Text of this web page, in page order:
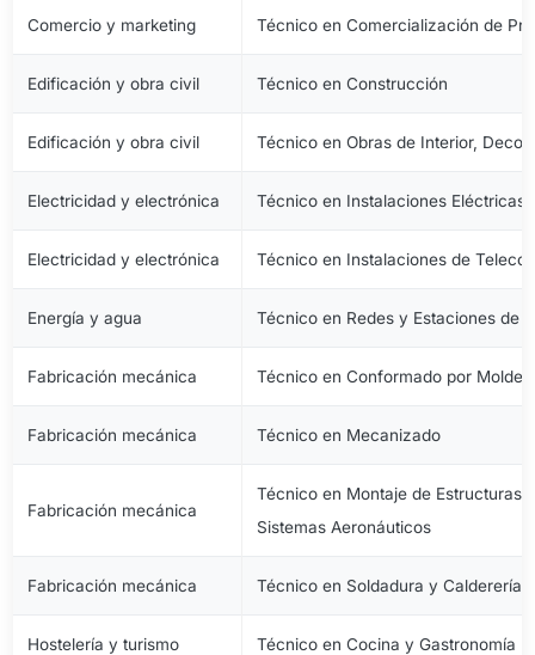
Comercio y marketing Técnico en Comercialización de
Edificación y obra civil Técnico en Construcción
Edificación y obra civil Técnico en Obras de Interior,
Electricidad y electrónica Técnico en Instalaciones Eléctricas
Electricidad y electrónica Técnico en Instalaciones de
Energía y agua Técnico en Redes y Estaciones de
Fabricación mecánica Técnico en Conformado por
Fabricación mecánica Técnico en Mecanizado
Fabricación mecánica
Técnico en Montaje de Estructuras
Sistemas Aeronáuticos
Fabricación mecánica Técnico en Soldadura y Calderería
Hostelería y turismo Técnico en Cocina y Gastronomía